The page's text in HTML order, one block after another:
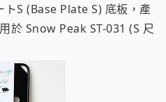
S (Base Plate S) 底板，產
於 Snow Peak ST-031 (S 尺